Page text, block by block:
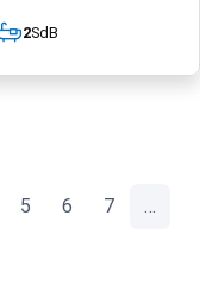
2SdB
5 6 7 …